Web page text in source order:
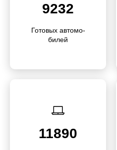
9232
Готовых автомо­
билей
11890